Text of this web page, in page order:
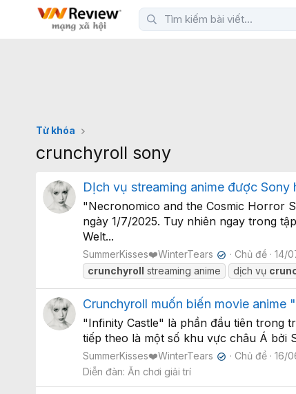
Từ khóa
crunchyroll sony
DỊch vụ streaming anime được
"Necronomico and the Cosmic Horror
ngày 1/7/2025. Tuy nhiên ngay trong
Welt...
SummerKisses❤️WinterTears ✔ Chủ đề 14/
crunchyroll streaming anime dịch vụ
Crunchyroll muốn biến movie anime
"Infinity Castle" là phần đầu tiên trong
tiếp theo là một số khu vực châu Á bởi
SummerKisses❤️WinterTears ✔ Chủ đề 16/
Diễn đàn: Ăn chơi giải trí